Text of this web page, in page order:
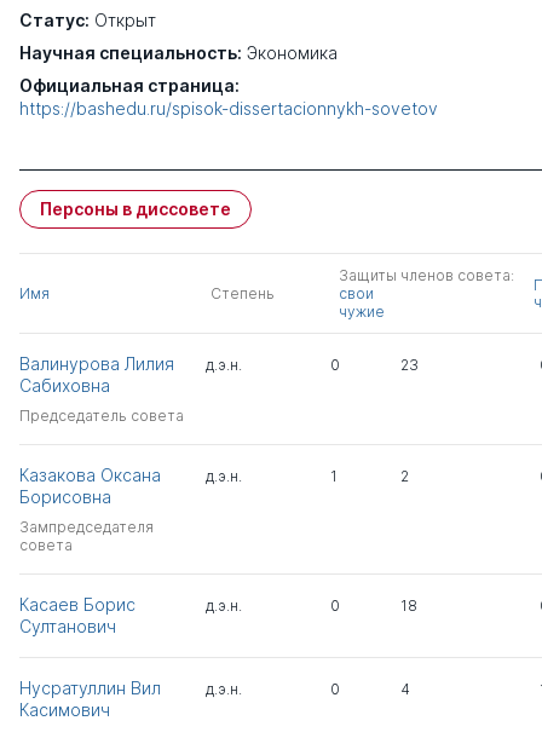
Статус: Открыт
Научная специальность: Экономика
Официальная страница:
https://bashedu.ru/spisok-dissertacionnykh-sovetov
Персоны в диссовете
Имя Степень
Защиты членов совета:
свои
чужие
Валинурова Лилия
Сабиховна
Председатель совета
д.э.н. 0 23
Казакова Оксана
Борисовна
Зампредседателя
совета
д.э.н. 1 2
Касаев Борис
Султанович
д.э.н. 0 18
Нусратуллин Вил
Касимович
д.э.н. 0 4